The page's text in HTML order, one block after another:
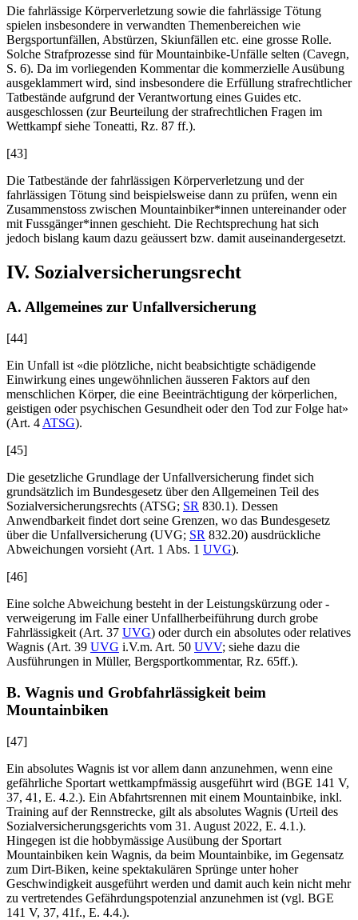
Die fahrlässige Körperverletzung sowie die fahrlässige Tötung
spielen insbesondere in verwandten Themenbereichen wie
Bergsportunfällen, Abstürzen, Skiunfällen etc. eine grosse Rolle.
Solche Strafprozesse sind für Mountainbike-Unfälle selten (Cavegn,
S. 6). Da im vorliegenden Kommentar die kommerzielle Ausübung
ausgeklammert wird, sind insbesondere die Erfüllung strafrechtlicher
Tatbestände aufgrund der Verantwortung eines Guides etc.
ausgeschlossen (zur Beurteilung der strafrechtlichen Fragen im
Wettkampf siehe Toneatti, Rz. 87 ff.).
[43]
Die Tatbestände der fahrlässigen Körperverletzung und der
fahrlässigen Tötung sind beispielsweise dann zu prüfen, wenn ein
Zusammenstoss zwischen Mountainbiker*innen untereinander oder
mit Fussgänger*innen geschieht. Die Rechtsprechung hat sich
jedoch bislang kaum dazu geäussert bzw. damit auseinandergesetzt.
IV. Sozialversicherungsrecht
A. Allgemeines zur Unfallversicherung
[44]
Ein Unfall ist «die plötzliche, nicht beabsichtigte schädigende
Einwirkung eines ungewöhnlichen äusseren Faktors auf den
menschlichen Körper, die eine Beeinträchtigung der körperlichen,
geistigen oder psychischen Gesundheit oder den Tod zur Folge hat»
(Art. 4 ATSG).
[45]
Die gesetzliche Grundlage der Unfallversicherung findet sich
grundsätzlich im Bundesgesetz über den Allgemeinen Teil des
Sozialversicherungsrechts (ATSG; SR 830.1). Dessen
Anwendbarkeit findet dort seine Grenzen, wo das Bundesgesetz
über die Unfallversicherung (UVG; SR 832.20) ausdrückliche
Abweichungen vorsieht (Art. 1 Abs. 1 UVG).
[46]
Eine solche Abweichung besteht in der Leistungskürzung oder -
verweigerung im Falle einer Unfallherbeiführung durch grobe
Fahrlässigkeit (Art. 37 UVG) oder durch ein absolutes oder relatives
Wagnis (Art. 39 UVG i.V.m. Art. 50 UVV; siehe dazu die
Ausführungen in Müller, Bergsportkommentar, Rz. 65ff.).
B. Wagnis und Grobfahrlässigkeit beim
Mountainbiken
[47]
Ein absolutes Wagnis ist vor allem dann anzunehmen, wenn eine
gefährliche Sportart wettkampfmässig ausgeführt wird (BGE 141 V,
37, 41, E. 4.2.). Ein Abfahrtsrennen mit einem Mountainbike, inkl.
Training auf der Rennstrecke, gilt als absolutes Wagnis (Urteil des
Sozialversicherungsgerichts vom 31. August 2022, E. 4.1.).
Hingegen ist die hobbymässige Ausübung der Sportart
Mountainbiken kein Wagnis, da beim Mountainbike, im Gegensatz
zum Dirt-Biken, keine spektakulären Sprünge unter hoher
Geschwindigkeit ausgeführt werden und damit auch kein nicht mehr
zu vertretendes Gefährdungspotenzial anzunehmen ist (vgl. BGE
141 V, 37, 41f., E. 4.4.).